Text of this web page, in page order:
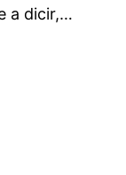
a dicir,…